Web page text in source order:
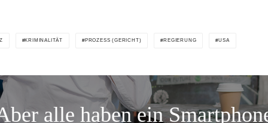
KRIMINALITÄT PROZESS (GERICHT) REGIERUNG USA
alle haben ein